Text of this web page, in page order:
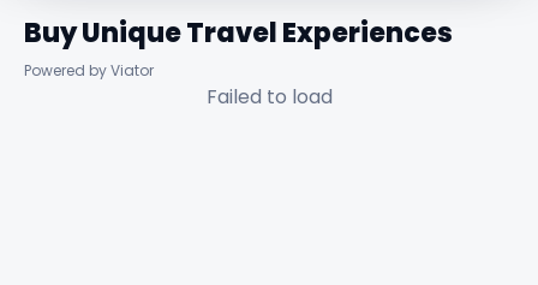
Buy Unique Travel Experiences
Powered by Viator
Failed to load